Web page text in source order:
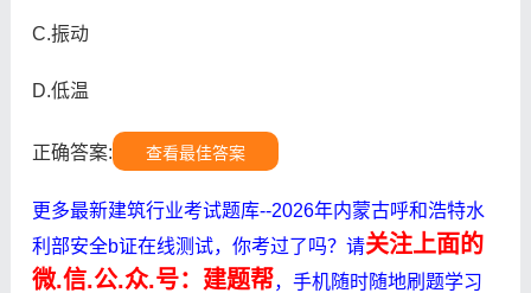
C.振动
D.低温
正确答案: 查看最佳答案
更多最新建筑行业考试题库--2026年内蒙古呼和浩特水
利部安全b证在线测试，你考过了吗？请关注上面的
微.信.公.众.号：建题帮，手机随时随地刷题学习